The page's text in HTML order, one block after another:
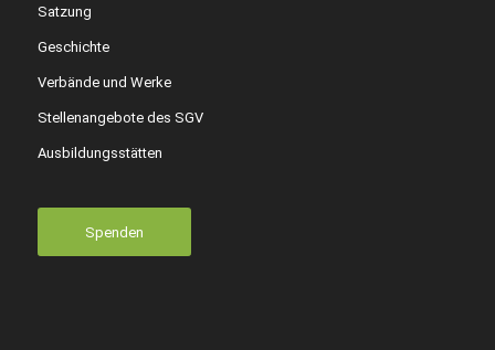
Satzung
Geschichte
Verbände und Werke
Stellenangebote des SGV
Ausbildungsstätten
Spenden